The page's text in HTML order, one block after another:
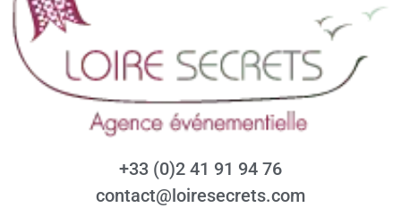
+33 (0)2 41 91 94 76
contact@loiresecrets.com